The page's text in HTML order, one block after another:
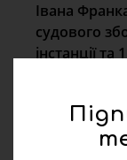
Івана
судового
інстанції
Відтак
відшкодували